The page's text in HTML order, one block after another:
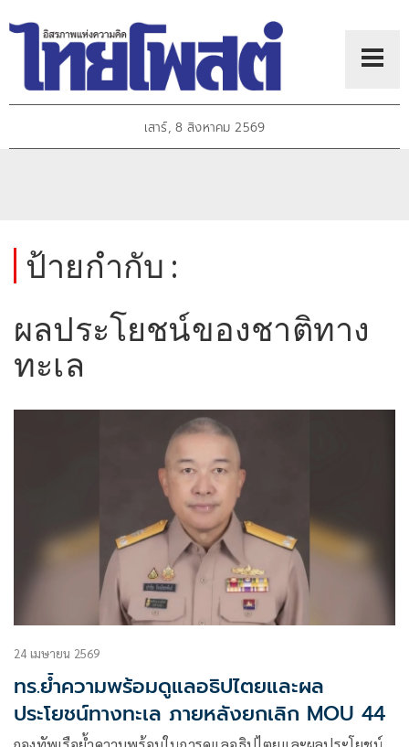
เสาร์, 8 สิงหาคม 2569
ป้ายกำกับ :
ผลประโยชน์ของชาติทาง
ทะเล
24 เมษายน 2569
ทร.ย้ำความพร้อมดูแลอธิปไตยและผล
ประโยชน์ทางทะเล ภายหลังยกเลิก MOU 44